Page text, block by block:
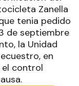
Zanella
tenia pedido
de septiembre
la Unidad
en
el control